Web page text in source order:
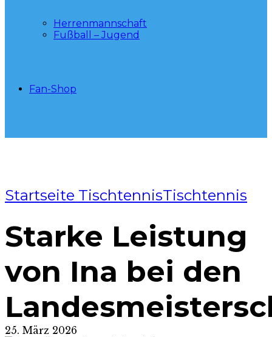
Herrenmannschaft
Fußball – Jugend
Fan-Shop
Startseite TischtennisTischtennis
Starke Leistung
von Ina bei den
25. März 2026